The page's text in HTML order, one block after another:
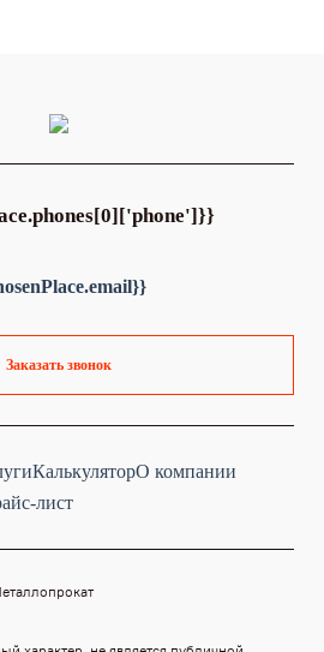
КалькуляторО компании
лист
Заказать звонок